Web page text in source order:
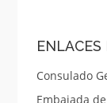
ENLACES
Consulado
Embajada